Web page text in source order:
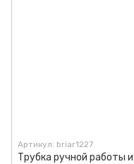
Артикул: briar1227
Трубка ручной работы